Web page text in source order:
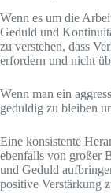
Wenn es um die
Geduld und
zu verstehen, dass
erfordern und nicht
Wenn man ein
geduldig zu bleiben
Eine konsistente
ebenfalls von großer
und Geduld
positive Verstärkung